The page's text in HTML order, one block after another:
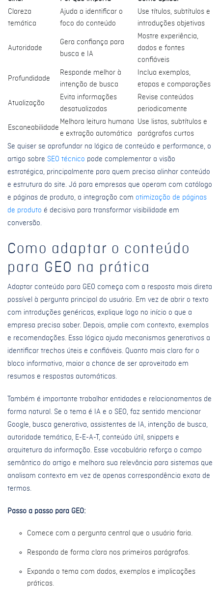
Clareza
temática
Ajuda a identificar o
foco do conteúdo
Use títulos, subtítulos e
introduções objetivas
Autoridade
Gera confiança para
busca e IA
Mostre experiência,
dados e fontes
confiáveis
Profundidade
Responde melhor à
intenção de busca
Inclua exemplos,
etapas e comparações
Atualização
Evita informações
desatualizadas
Revise conteúdos
periodicamente
Escaneabilidade
Melhora leitura humana
e extração automática
Use listas, subtítulos e
parágrafos curtos
Se quiser se aprofundar na lógica de conteúdo e performance, o
artigo sobre SEO técnico pode complementar a visão
estratégica, principalmente para quem precisa alinhar conteúdo
e estrutura do site. Já para empresas que operam com catálogo
e páginas de produto, a integração com otimização de páginas
de produto é decisiva para transformar visibilidade em
conversão.
Como adaptar o conteúdo
para GEO na prática
Adaptar conteúdo para GEO começa com a resposta mais direta
possível à pergunta principal do usuário. Em vez de abrir o texto
com introduções genéricas, explique logo no início o que a
empresa precisa saber. Depois, amplie com contexto, exemplos
e recomendações. Essa lógica ajuda mecanismos generativos a
identificar trechos úteis e confiáveis. Quanto mais claro for o
bloco informativo, maior a chance de ser aproveitado em
resumos e respostas automáticas.
Também é importante trabalhar entidades e relacionamentos de
forma natural. Se o tema é IA e o SEO, faz sentido mencionar
Google, busca generativa, assistentes de IA, intenção de busca,
autoridade temática, E-E-A-T, conteúdo útil, snippets e
arquitetura da informação. Esse vocabulário reforça o campo
semântico do artigo e melhora sua relevância para sistemas que
analisam contexto em vez de apenas correspondência exata de
termos.
Passo a passo para GEO:
Comece com a pergunta central que o usuário faria.
Responda de forma clara nos primeiros parágrafos.
Expanda o tema com dados, exemplos e implicações
práticas.